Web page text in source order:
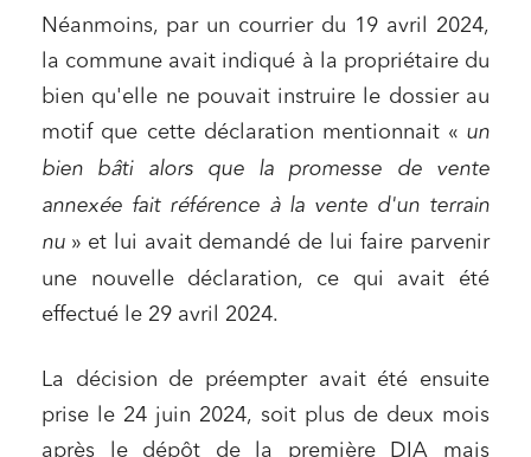
Néanmoins, par un courrier du 19 avril 2024,
la commune avait indiqué à la propriétaire du
bien qu'elle ne pouvait instruire le dossier au
motif que cette déclaration mentionnait « un
bien bâti alors que la promesse de vente
annexée fait référence à la vente d'un terrain
nu » et lui avait demandé de lui faire parvenir
une nouvelle déclaration, ce qui avait été
effectué le 29 avril 2024.
La décision de préempter avait été ensuite
prise le 24 juin 2024, soit plus de deux mois
après le dépôt de la première DIA mais